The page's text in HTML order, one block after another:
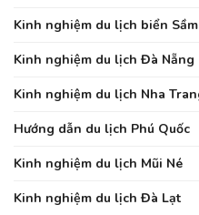
Kinh nghiệm du lịch biển
Kinh nghiệm du lịch Đà Nẵng
Kinh nghiệm du lịch Nha
Hướng dẫn du lịch Phú Quốc
Kinh nghiệm du lịch Mũi Né
Kinh nghiệm du lịch Đà Lạt